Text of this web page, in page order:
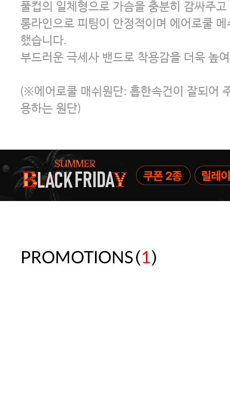
풀컵의 일체형으로 가슴을 충분히 감싸주고
롱라인으로 피팅이 안정적이며 에어로쿨
했습니다.
부드러운 극세사 밴드로 착용감을 더욱 높
(※에어로쿨 매쉬원단: 흡한속건이 잘되어
용하는 원단)
PROMOTIONS(1)